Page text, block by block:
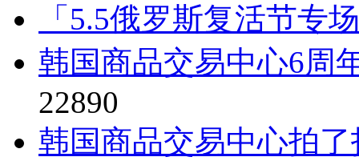
「5.5俄罗斯复活节专
韩国商品交易中心6周
22890
韩国商品交易中心拍